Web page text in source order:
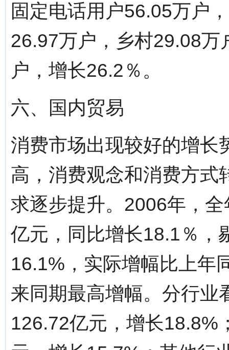
固定电话用户56.05万户
26.97万户，乡村29.08
户，增长26.2％。
六、国内贸易
消费市场出现较好的增长
高，消费观念和消费方式
求逐步提升。2006年，
亿元，同比增长18.1％，
16.1%，实际增幅比上年
来同期最高增幅。分行业
126.72亿元，增长18.8%